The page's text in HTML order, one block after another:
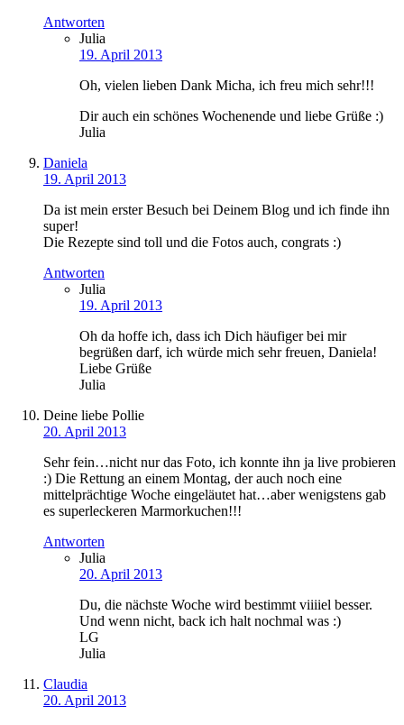
Antworten
Julia
19. April 2013
Oh, vielen lieben Dank Micha, ich freu mich sehr!!!
Dir auch ein schönes Wochenende und liebe Grüße :)
Julia
Daniela
19. April 2013
Da ist mein erster Besuch bei Deinem Blog und ich finde ihn
super!
Die Rezepte sind toll und die Fotos auch, congrats :)
Antworten
Julia
19. April 2013
Oh da hoffe ich, dass ich Dich häufiger bei mir
begrüßen darf, ich würde mich sehr freuen, Daniela!
Liebe Grüße
Julia
Deine liebe Pollie
20. April 2013
Sehr fein…nicht nur das Foto, ich konnte ihn ja live probieren
:) Die Rettung an einem Montag, der auch noch eine
mittelprächtige Woche eingeläutet hat…aber wenigstens gab
es superleckeren Marmorkuchen!!!
Antworten
Julia
20. April 2013
Du, die nächste Woche wird bestimmt viiiiel besser.
Und wenn nicht, back ich halt nochmal was :)
LG
Julia
Claudia
20. April 2013